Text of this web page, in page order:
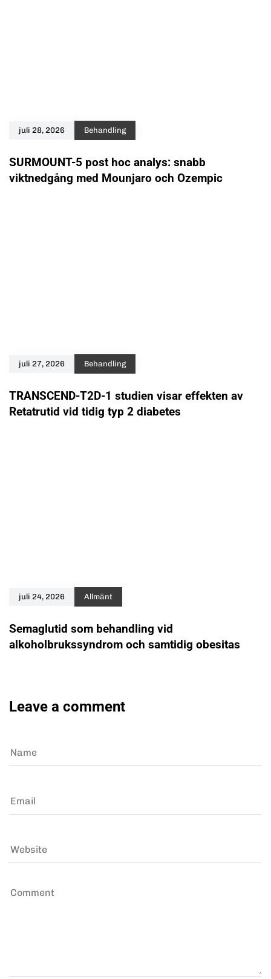
juli 28, 2026 Behandling
SURMOUNT-5 post hoc analys: snabb
viktnedgång med Mounjaro och Ozempic
juli 27, 2026 Behandling
TRANSCEND-T2D-1 studien visar effekten av
Retatrutid vid tidig typ 2 diabetes
juli 24, 2026 Allmänt
Semaglutid som behandling vid
alkoholbrukssyndrom och samtidig obesitas
Leave a comment